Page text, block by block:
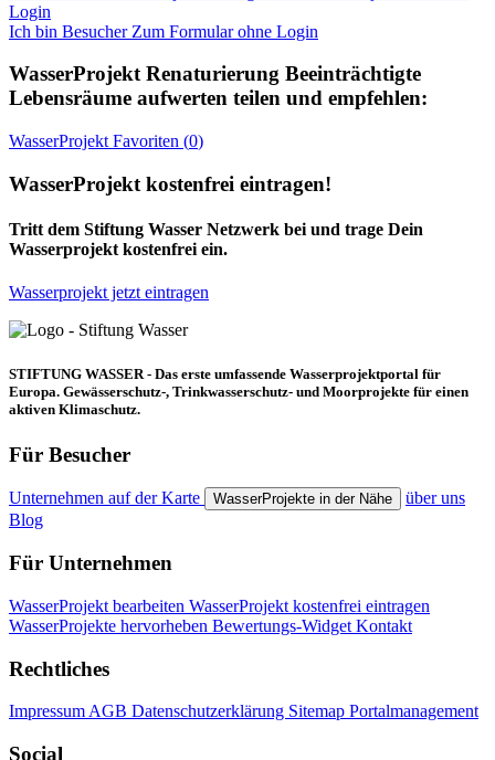
Login
Ich bin Besucher Zum Formular ohne Login
WasserProjektRenaturierung Beeinträchtigte
Lebensräume aufwerten teilen und empfehlen:
WasserProjekt Favoriten (0)
WasserProjekt kostenfrei eintragen!
Tritt dem Stiftung Wasser Netzwerk bei und trage Dein
Wasserprojekt kostenfrei ein.
Wasserprojekt jetzt eintragen
STIFTUNG WASSER - Das erste umfassende Wasserprojektportal für
Europa. Gewässerschutz-, Trinkwasserschutz- und Moorprojekte für einen
aktiven Klimaschutz.
Für Besucher
Unternehmen auf der Karte WasserProjekte in der Nähe
über uns
Blog
Für Unternehmen
WasserProjekt bearbeiten WasserProjekt kostenfrei eintragen
WasserProjekte hervorheben Bewertungs-Widget Kontakt
Rechtliches
Impressum AGB Datenschutzerklärung Sitemap Portalmanagement
Social